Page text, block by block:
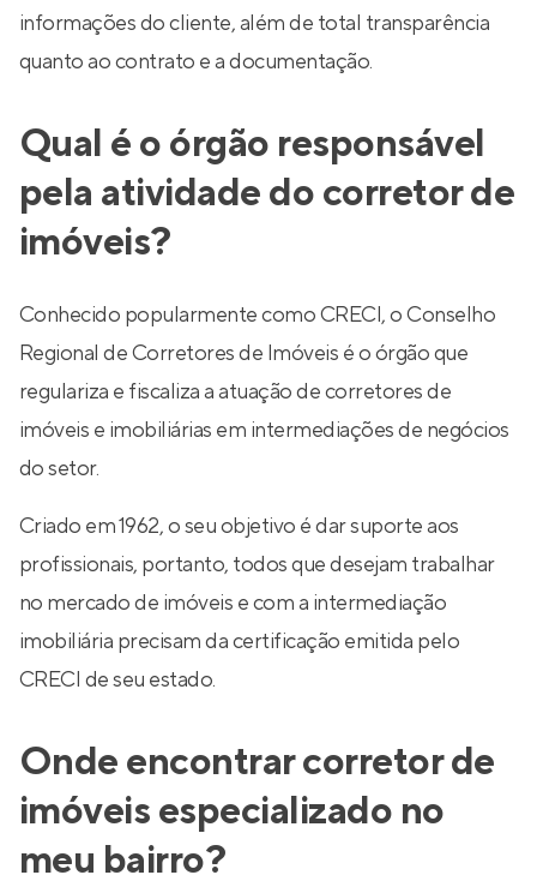
informações do cliente, além de total transparência
quanto ao contrato e a documentação.
Qual é o órgão responsável
pela atividade do corretor de
imóveis?
Conhecido popularmente como CRECI, o Conselho
Regional de Corretores de Imóveis é o órgão que
regulariza e fiscaliza a atuação de corretores de
imóveis e imobiliárias em intermediações de negócios
do setor.
Criado em 1962, o seu objetivo é dar suporte aos
profissionais, portanto, todos que desejam trabalhar
no mercado de imóveis e com a intermediação
imobiliária precisam da certificação emitida pelo
CRECI de seu estado.
Onde encontrar corretor de
imóveis especializado no
meu bairro?